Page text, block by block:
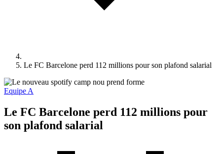
Le FC Barcelone perd 112 millions pour son plafond salarial
Equipe A
Le FC Barcelone perd 112 millions pour
son plafond salarial